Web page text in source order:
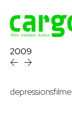
2009
depressionsfilme